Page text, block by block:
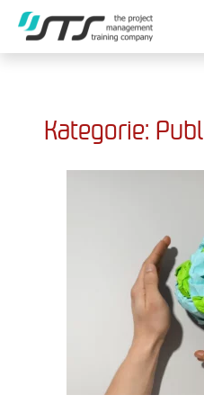
Kategorie: